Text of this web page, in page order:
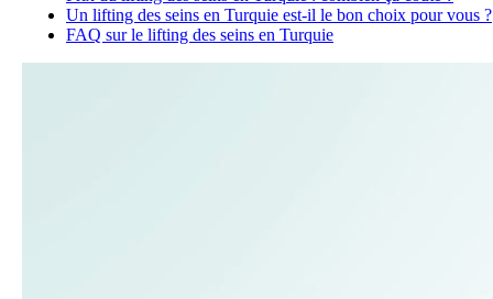
Un lifting des seins en Turquie est-il le bon choix pour vous ?
FAQ sur le lifting des seins en Turquie